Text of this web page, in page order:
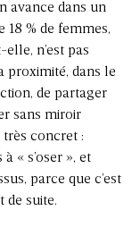
avance dans un
% de femmes,
n’est pas
proximité, dans le
de partager
sans miroir
très concret :
« s’oser », et
parce que c’est
de suite.